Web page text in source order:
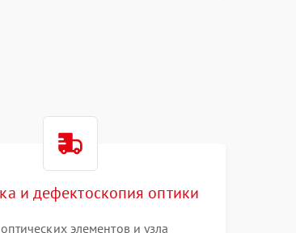
и дефектоскопия оптики
элементов и узла